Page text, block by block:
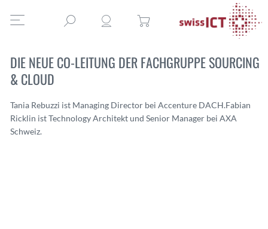
DIE NEUE CO-LEITUNG DER FACHGRUPPE SOURCING
& CLOUD
Tania Rebuzzi ist Managing Director bei Accenture DACH.Fabian
Ricklin ist Technology Architekt und Senior Manager bei AXA
Schweiz.